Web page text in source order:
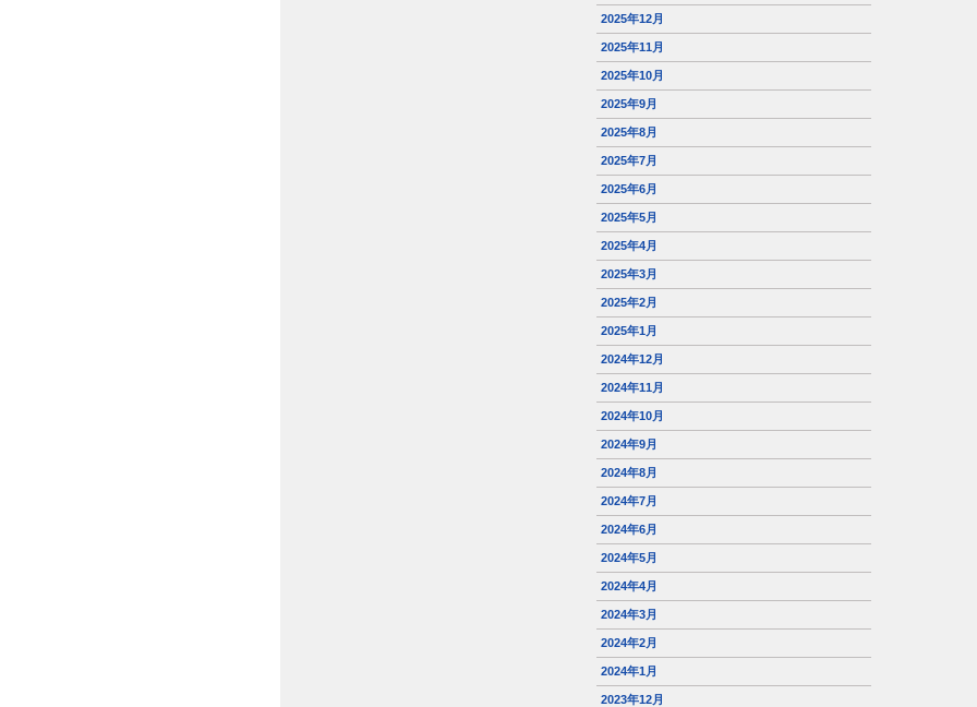
2025年12月
2025年11月
2025年10月
2025年9月
2025年8月
2025年7月
2025年6月
2025年5月
2025年4月
2025年3月
2025年2月
2025年1月
2024年12月
2024年11月
2024年10月
2024年9月
2024年8月
2024年7月
2024年6月
2024年5月
2024年4月
2024年3月
2024年2月
2024年1月
2023年12月